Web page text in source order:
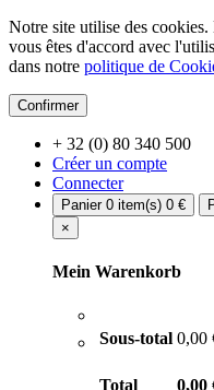
Notre site utilise des
vous êtes d'accord avec
dans notre politique de
Confirmer
+ 32 (0) 80 340 500
Créer un compte
Connecter
Panier 0 item(s) 0 €
×
Mein Warenkorb
Sous-total 0,00
Total 0,00